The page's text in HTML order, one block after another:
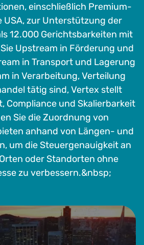
einschließlich Premium-
USA, zur Unterstützung der
12.000 Gerichtsbarkeiten mit
Upstream in Förderung und
in Transport und Lagerung
in Verarbeitung, Verteilung
tätig sind, Vertex stellt
Compliance und Skalierbarkeit
Sie die Zuordnung von
anhand von Längen- und
um die Steuergenauigkeit an
oder Standorten ohne
zu verbessern.&nbsp;